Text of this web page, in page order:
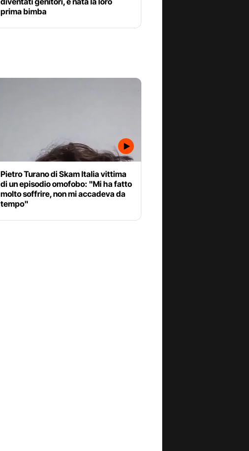
prima bimba
Pietro Turano di Skam Italia vittima
di un episodio omofobo: "Mi ha fatto
molto soffrire, non mi accadeva da
tempo"